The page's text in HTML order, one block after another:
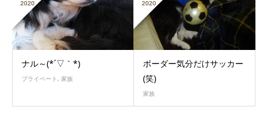
2020
ナル～(*´▽｀*)
プライベート, 家族
2020
ボーダー気分だけサッカー
(笑)
家族